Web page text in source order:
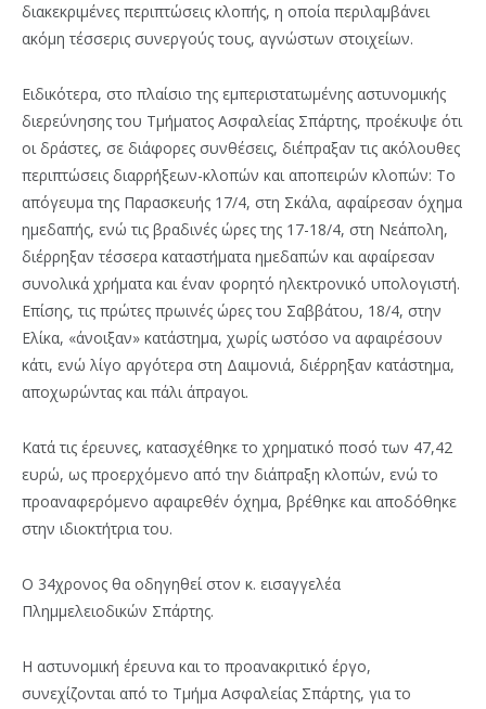
διακεκριμένες περιπτώσεις κλοπής, η οποία περιλαμβάνει
ακόμη τέσσερις συνεργούς τους, αγνώστων στοιχείων.
Ειδικότερα, στο πλαίσιο της εμπεριστατωμένης αστυνομικής
διερεύνησης του Τμήματος Ασφαλείας Σπάρτης, προέκυψε ότι
οι δράστες, σε διάφορες συνθέσεις, διέπραξαν τις ακόλουθες
περιπτώσεις διαρρήξεων-κλοπών και αποπειρών κλοπών: Το
απόγευμα της Παρασκευής 17/4, στη Σκάλα, αφαίρεσαν όχημα
ημεδαπής, ενώ τις βραδινές ώρες της 17-18/4, στη Νεάπολη,
διέρρηξαν τέσσερα καταστήματα ημεδαπών και αφαίρεσαν
συνολικά χρήματα και έναν φορητό ηλεκτρονικό υπολογιστή.
Επίσης, τις πρώτες πρωινές ώρες του Σαββάτου, 18/4, στην
Ελίκα, «άνοιξαν» κατάστημα, χωρίς ωστόσο να αφαιρέσουν
κάτι, ενώ λίγο αργότερα στη Δαιμονιά, διέρρηξαν κατάστημα,
αποχωρώντας και πάλι άπραγοι.
Κατά τις έρευνες, κατασχέθηκε το χρηματικό ποσό των 47,42
ευρώ, ως προερχόμενο από την διάπραξη κλοπών, ενώ το
προαναφερόμενο αφαιρεθέν όχημα, βρέθηκε και αποδόθηκε
στην ιδιοκτήτρια του.
Ο 34χρονος θα οδηγηθεί στον κ. εισαγγελέα
Πλημμελειοδικών Σπάρτης.
Η αστυνομική έρευνα και το προανακριτικό έργο,
συνεχίζονται από το Τμήμα Ασφαλείας Σπάρτης, για το